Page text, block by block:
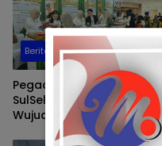
Berita
Pegadaian Kanwil VI
SulSelBarra Maluku
Wujudkan “Anak Berkarya,
Keluarga Berdaya” Lewat